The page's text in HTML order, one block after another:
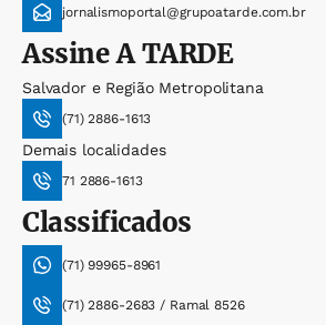
jornalismoportal@grupoatarde.com.br
AssineA TARDE
Salvador e Região Metropolitana
(71) 2886-1613
Demais localidades
71 2886-1613
Classificados
(71) 99965-8961
(71) 2886-2683 / Ramal 8526